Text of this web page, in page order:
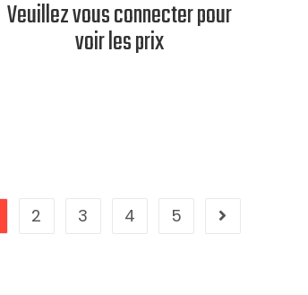
Veuillez vous connecter pour
voir les prix
2 3 4 5